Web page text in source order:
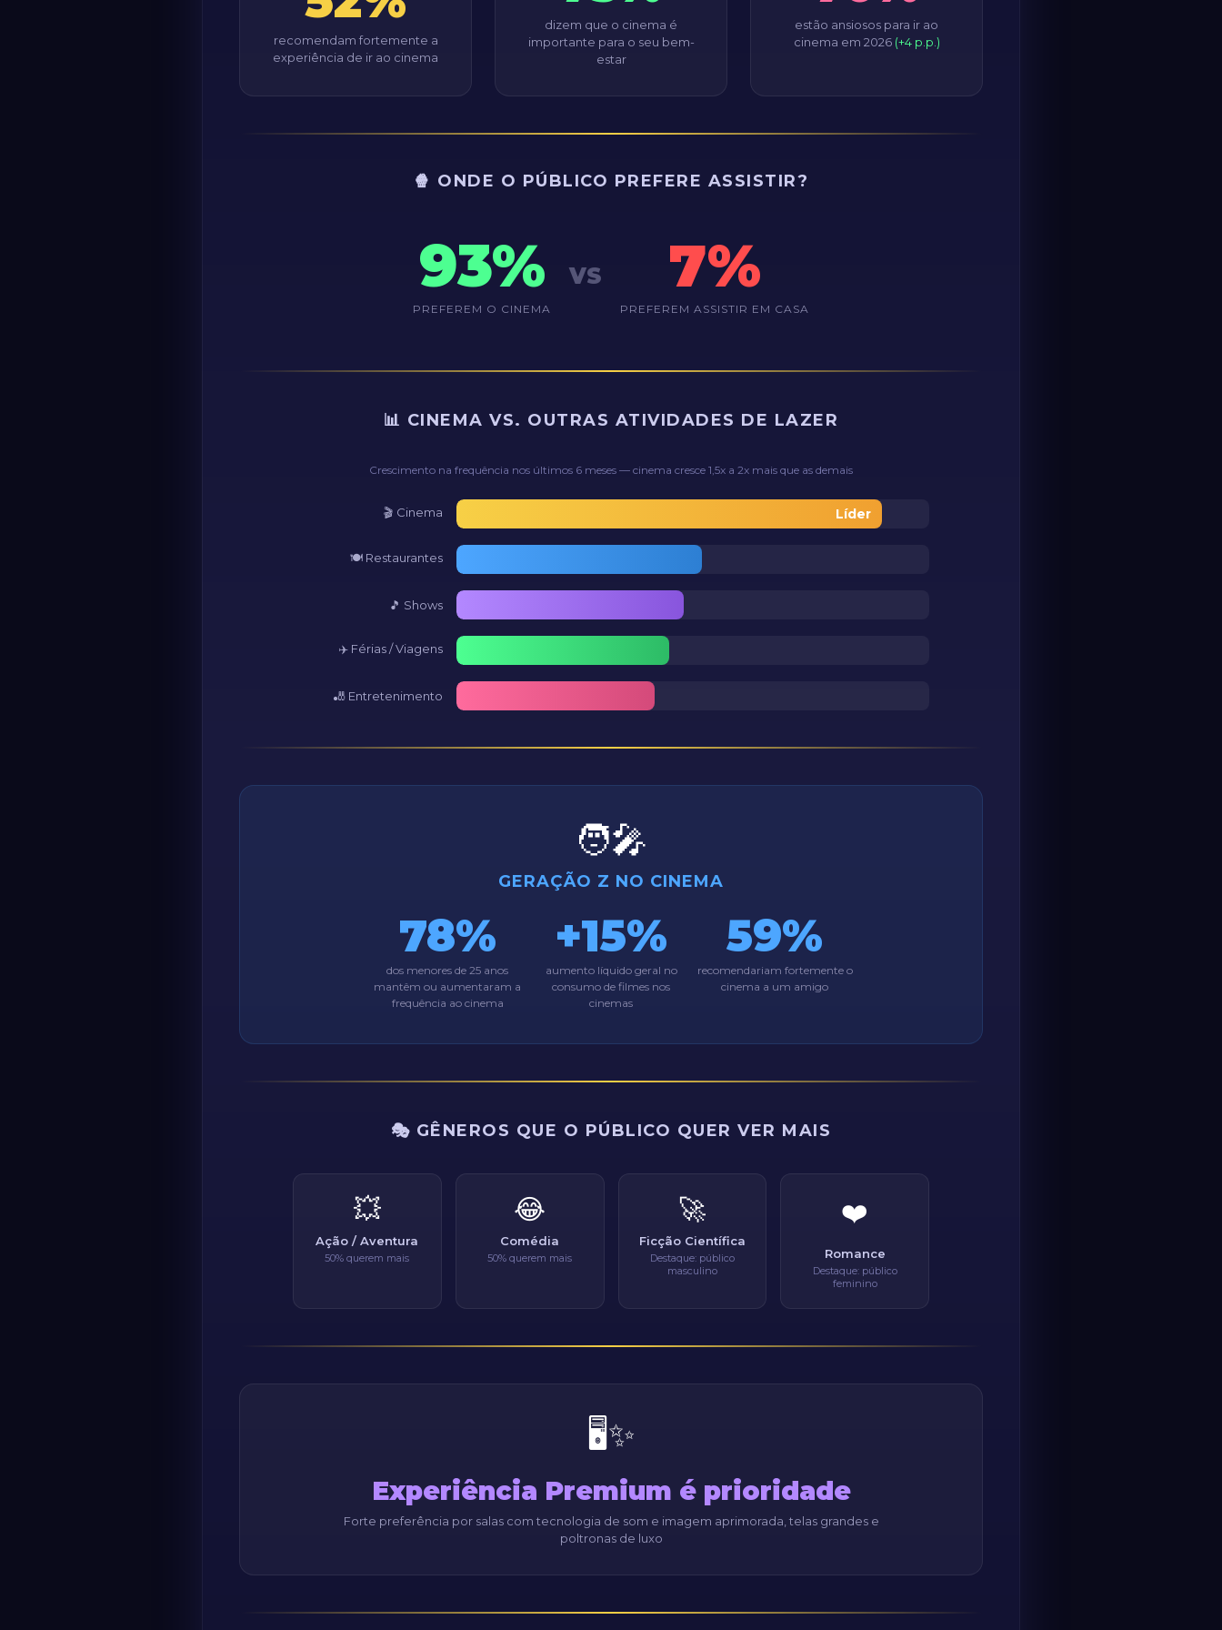
recomendam fortemente a
experiência de ir ao cinema
dizem que o cinema é
importante para o seu bem-
estar
estão ansiosos para ir ao
cinema em 2026 (+4 p.p.)
🍿 ONDE O PÚBLICO PREFERE ASSISTIR?
93%
PREFEREM O CINEMA
VS 7%
PREFEREM ASSISTIR EM CASA
📊 CINEMA VS. OUTRAS ATIVIDADES DE LAZER
Crescimento na frequência nos últimos 6 meses — cinema cresce 1,5x a 2x mais que as demais
🎬 Cinema Líder
🍽️ Restaurantes
🎵 Shows
✈️ Férias / Viagens
🎳 Entretenimento
🧑‍🎤
GERAÇÃO Z NO CINEMA
78%
dos menores de 25 anos
mantêm ou aumentaram a
frequência ao cinema
+15%
aumento líquido geral no
consumo de filmes nos
cinemas
59%
recomendariam fortemente o
cinema a um amigo
🎭 GÊNEROS QUE O PÚBLICO QUER VER MAIS
💥
Ação / Aventura
50% querem mais
😂
Comédia
50% querem mais
🚀
Ficção Científica
Destaque: público
masculino
❤️
Romance
Destaque: público
feminino
🖥️✨
Experiência Premium é prioridade
Forte preferência por salas com tecnologia de som e imagem aprimorada, telas grandes e
poltronas de luxo